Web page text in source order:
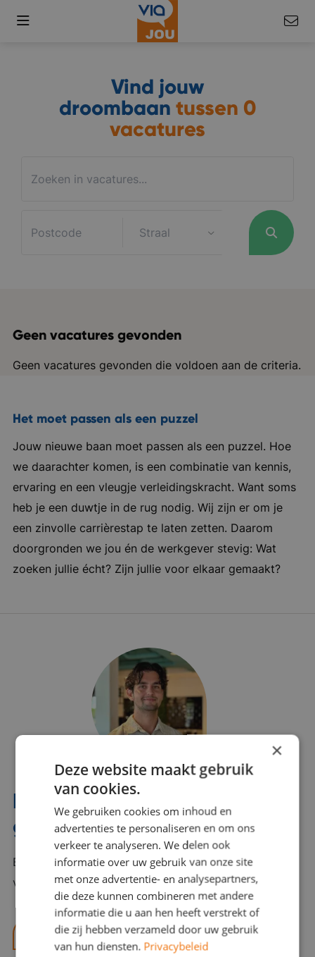
Vind jouw
droombaan tussen 0
vacatures
Geen vacatures gevonden
Geen vacatures gevonden die voldoen aan de criteria.
Het moet passen als een puzzel
Jouw nieuwe baan moet passen als een puzzel. Hoe
we daarachter komen, is een combinatie van kennis,
ervaring en een vleugje verleidingskracht. Want soms
heb je een duwtje in de rug nodig. Wij zijn er om je
een zinvolle carrièrestap te laten zetten. Daarom
doorgronden we jou én de werkgever stevig: Wat
zoeken jullie écht? Zijn jullie voor elkaar gemaakt?
Interesse? Benno helpt je
graag verder!
Bel of mail Benno met al jouw vragen. Benno staat
voor je klaar en helpt je graag!
benno@viajou.nl
×
Deze website maakt gebruik
van cookies.
We gebruiken cookies om inhoud en
advertenties te personaliseren en om ons
verkeer te analyseren. We delen ook
informatie over uw gebruik van onze site
met onze advertentie- en analysepartners,
die deze kunnen combineren met andere
informatie die u aan hen heeft verstrekt of
die zij hebben verzameld door uw gebruik
van hun diensten. Privacybeleid